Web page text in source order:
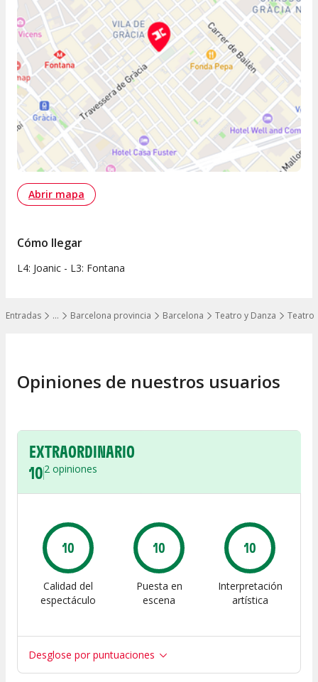
…
Mostrar todos los niveles
Entradas Barcelona provincia Barcelona Teatro y Danza Teatro
Abrir mapa
Cómo llegar
L4: Joanic - L3: Fontana
Opiniones de nuestros usuarios
EXTRAORDINARIO
102 opiniones
10
Calidad del
espectáculo
10
Puesta en
escena
10
Interpretación
artística
Desglose por puntuaciones